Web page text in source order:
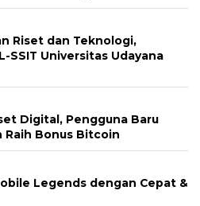
Riset dan Teknologi,
SSIT Universitas Udayana
Digital, Pengguna Baru
Bonus Bitcoin
Legends dengan Cepat &